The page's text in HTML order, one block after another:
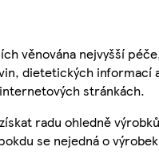
věnována nejvyšší
dietetických
stránkách.
radu ohledně
se nejedná o